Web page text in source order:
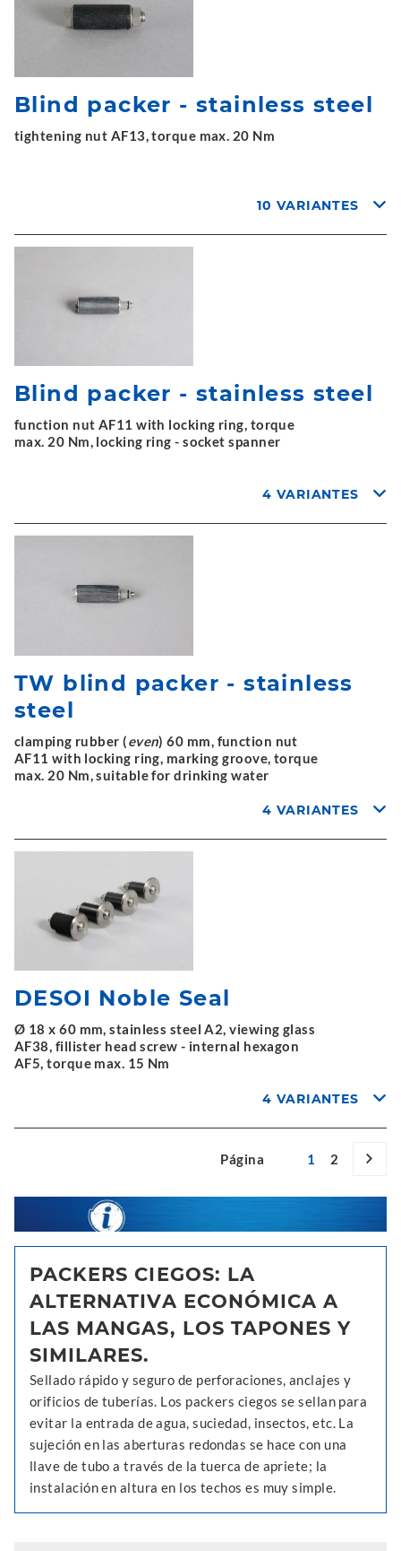
Blind packer - stainless steel
tightening nut AF13, torque max. 20 Nm
10 VARIANTES
Blind packer - stainless steel
function nut AF11 with locking ring, torque
max. 20 Nm, locking ring - socket spanner
4 VARIANTES
TW blind packer - stainless
steel
clamping rubber (even) 60 mm, function nut
AF11 with locking ring, marking groove, torque
max. 20 Nm, suitable for drinking water
4 VARIANTES
DESOI Noble Seal
Ø 18 x 60 mm, stainless steel A2, viewing glass
AF38, fillister head screw - internal hexagon
AF5, torque max. 15 Nm
4 VARIANTES
Página 1 2
PACKERS CIEGOS: LA
ALTERNATIVA ECONÓMICA A
LAS MANGAS, LOS TAPONES Y
SIMILARES.
Sellado rápido y seguro de perforaciones, anclajes y
orificios de tuberías. Los packers ciegos se sellan para
evitar la entrada de agua, suciedad, insectos, etc. La
sujeción en las aberturas redondas se hace con una
llave de tubo a través de la tuerca de apriete; la
instalación en altura en los techos es muy simple.